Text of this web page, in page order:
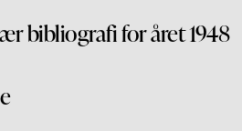
bibliografi for året 1948